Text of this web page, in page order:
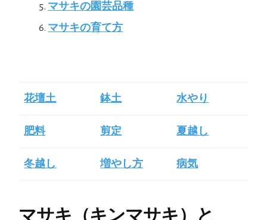
マサキの園芸品種
マサキの育て方
花壇土 鉢土 水やり
肥料 剪定 夏越し
冬越し 増やし方 病気
マサキ（キンマサキ）と